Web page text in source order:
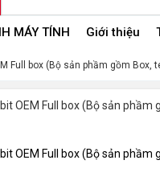
MÁY TÍNH Giới thiệu
Full box (Bộ sản phầm gồm Box,